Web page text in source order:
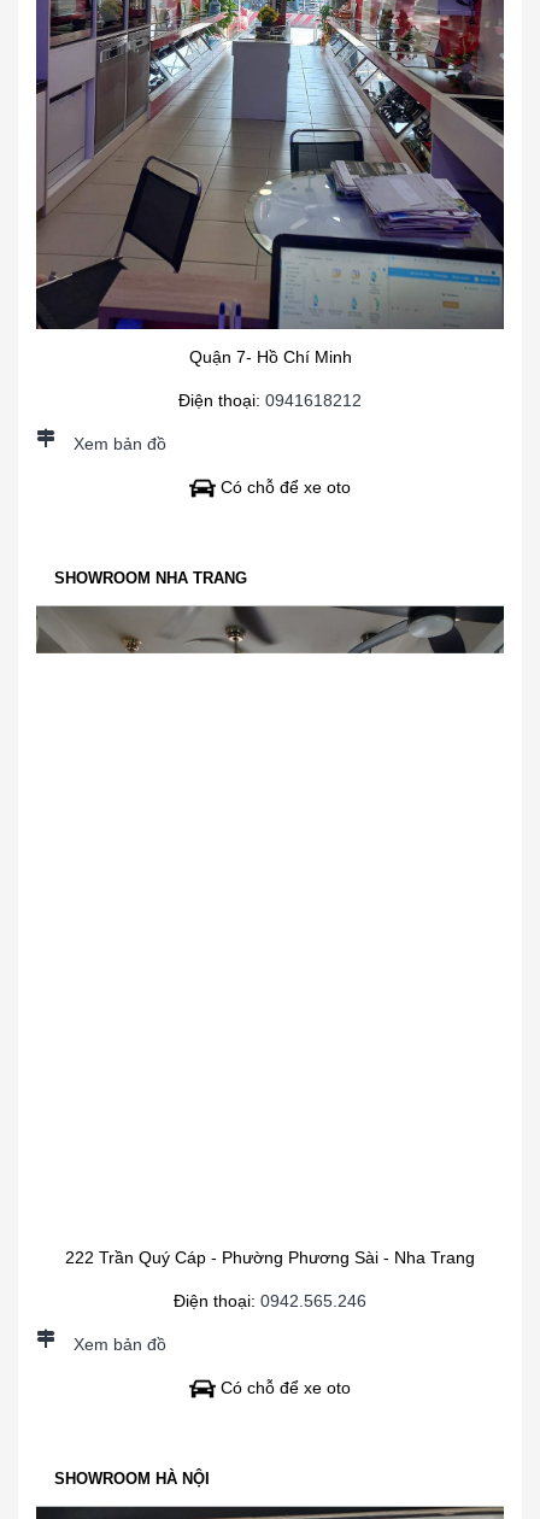
Quận 7- Hồ Chí Minh
Điện thoại: 0941618212
Xem bản đồ
Có chỗ để xe oto
SHOWROOM NHA TRANG
222 Trần Quý Cáp - Phường Phương Sài - Nha Trang
Điện thoại: 0942.565.246
Xem bản đồ
Có chỗ để xe oto
SHOWROOM HÀ NỘI